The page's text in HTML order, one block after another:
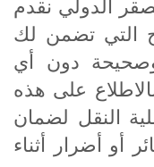
التي تضمن لك
دون أي
على هذه
النقل لضمان
أو أضرار أثناء